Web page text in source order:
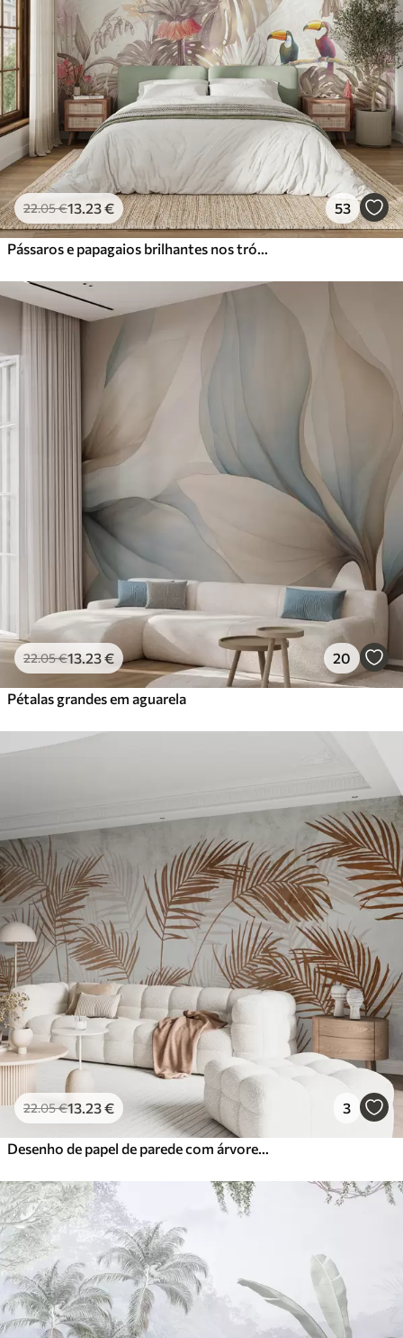
22.05€13 .23€ 53
22.05€13.23€ 20
Pétalas grandes em aguarela
22.05€13 .23€ 3